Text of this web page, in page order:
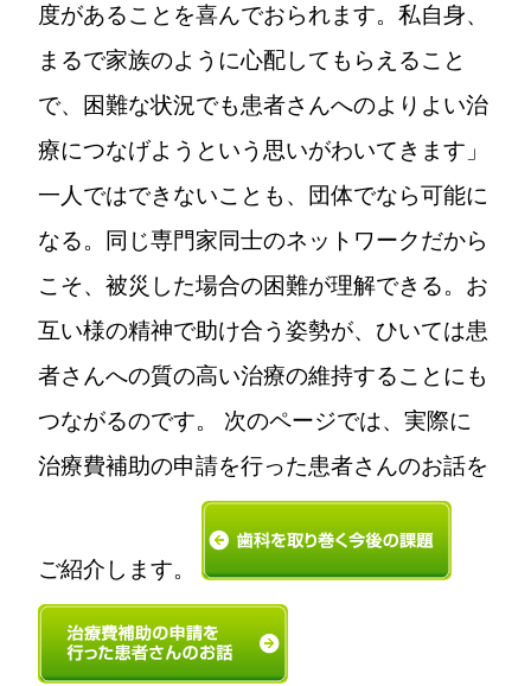
度があることを喜んでおられます。私自身、
まるで家族のように心配してもらえること
で、困難な状況でも患者さんへのよりよい治
療につなげようという思いがわいてきます」
一人ではできないことも、団体でなら可能に
なる。同じ専門家同士のネットワークだから
こそ、被災した場合の困難が理解できる。お
互い様の精神で助け合う姿勢が、ひいては患
者さんへの質の高い治療の維持することにも
つながるのです。 次のページでは、実際に
治療費補助の申請を行った患者さんのお話を
ご紹介します。